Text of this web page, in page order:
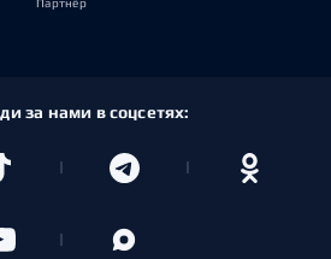
Партнёр
за нами в соцсетях: